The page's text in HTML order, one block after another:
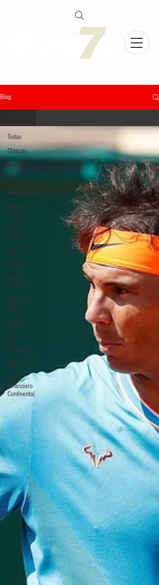
Blog
Todas
Chiapas
Sports
Nacional
Internacional
Interés
General
Selva
Política
Deportes
El Sie7e
Temas
Centrales
Estilo de
vida
Israel
bano
Tragedia
Guatemala
Grupo
Financiero
Continental